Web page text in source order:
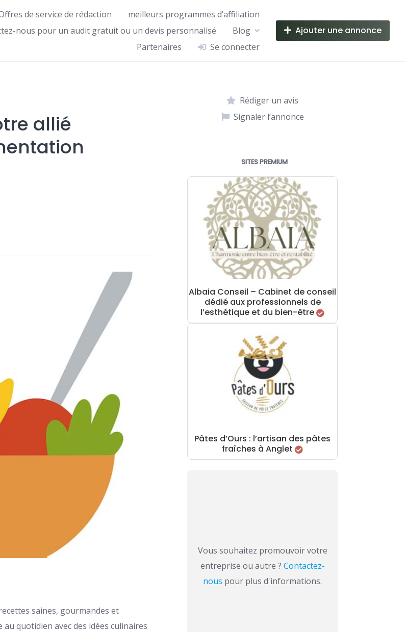
de service de rédaction
meilleurs programmes d’affiliation
nous pour un audit gratuit ou un devis personnalisé
Blog
Partenaires
Se connecter
Ajouter une annonce
allié
saines, gourmandes et
quotidien avec des idées culinaires
Rédiger un avis
Signaler l’annonce
SITES PREMIUM
Albaia Conseil – Cabinet de conseil
dédié aux professionnels de
l’esthétique et du bien-être
Pâtes d’Ours : l’artisan des pâtes
fraîches à Anglet
Vous souhaitez promouvoir votre
entreprise ou autre ? Contactez-
nous pour plus d'informations.